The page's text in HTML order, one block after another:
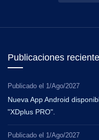
Publicaciones
Publicado el 1/Ago/2027
Nueva App Android
"XDplus PRO".
Publicado el 1/Ago/2027